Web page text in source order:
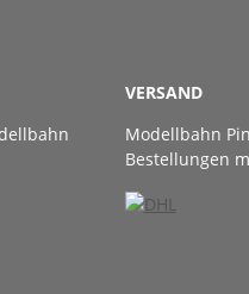
VERSAND
Modellbahn
Bestellungen